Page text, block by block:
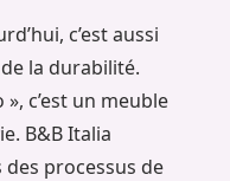
c’est aussi
la durabilité.
c’est un meuble
B&B Italia
des processus de